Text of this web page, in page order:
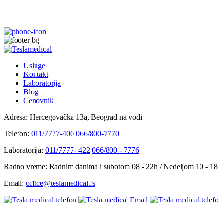
Usluge
Kontakt
Laboratorija
Blog
Cenovnik
Adresa: Hercegovačka 13a, Beograd na vodi
Telefon: 011/7777-400 066/800-7770
Laboratorija: 011/7777- 422 066/800 - 7776
Radno vreme: Radnim danima i subotom 08 - 22h / Nedeljom 10 -
Email: office@teslamedical.rs